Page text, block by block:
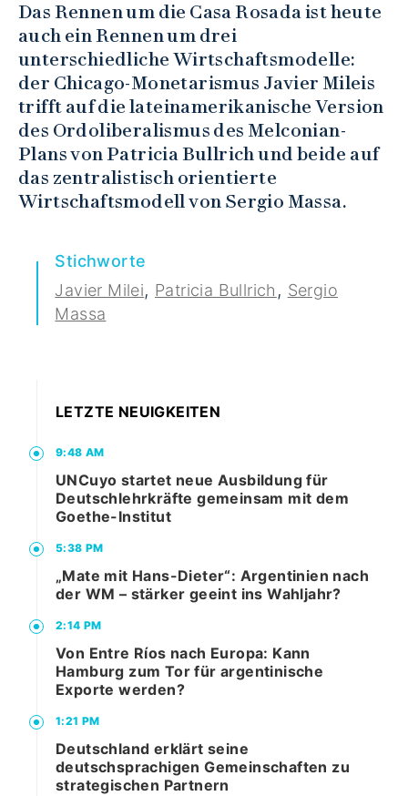
Das Rennen um die Casa Rosada ist heute
auch ein Rennen um drei
unterschiedliche Wirtschaftsmodelle:
der Chicago-Monetarismus Javier Mileis
trifft auf die lateinamerikanische Version
des Ordoliberalismus des Melconian-
Plans von Patricia Bullrich und beide auf
das zentralistisch orientierte
Wirtschaftsmodell von Sergio Massa.
Stichworte
Javier Milei, Patricia Bullrich , Sergio
Massa
LETZTE NEUIGKEITEN
9:48 AM
UNCuyo startet neue Ausbildung für
Deutschlehrkräfte gemeinsam mit dem
Goethe-Institut
5:38 PM
„Mate mit Hans-Dieter“: Argentinien nach
der WM – stärker geeint ins Wahljahr?
2:14 PM
Von Entre Ríos nach Europa: Kann
Hamburg zum Tor für argentinische
Exporte werden?
1:21 PM
Deutschland erklärt seine
deutschsprachigen Gemeinschaften zu
strategischen Partnern